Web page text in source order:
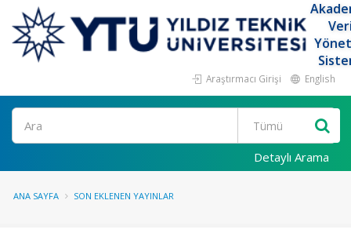
Araştırmacı Girişi English
Ara
Detaylı Arama
ANA SAYFA SON EKLENEN YAYINLAR